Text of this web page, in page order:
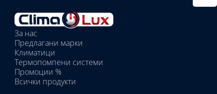
Избрани
вътрешни
тела:
Избрано
тяло:
За нас
Предлагани марки
Климатици
Термопомпени системи
Промоции %
Всички продукти